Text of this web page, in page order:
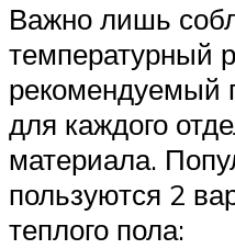
Важно лишь
температурный
рекомендуемый
для каждого
материала.
пользуются 2
теплого пола: